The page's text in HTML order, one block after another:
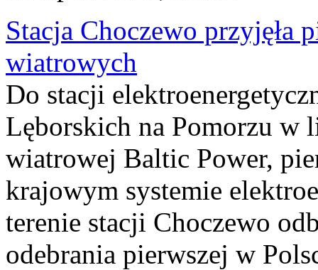
Stacja Choczewo przyjęła
wiatrowych
Do stacji
Lęborskich na Pomorzu w
wiatrowej Baltic Power,
krajowym systemie
terenie stacji Choczewo
odebrania pierwszej w